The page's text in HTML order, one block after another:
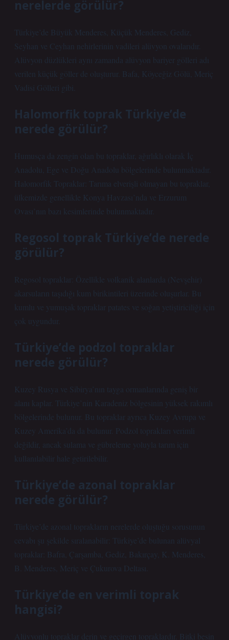
nerelerde görülür?
Türkiye’de Büyük Menderes, Küçük Menderes, Gediz,
Seyhan ve Ceyhan nehirlerinin vadileri alüvyon ovalarıdır.
Alüvyon düzlükleri aynı zamanda alüvyon bariyer gölleri adı
verilen küçük göller de oluşturur. Bafa, Köyceğiz Gölü, Meriç
Vadisi Gölleri gibi.
Halomorfik toprak Türkiye’de
nerede görülür?
Humusça da zengin olan bu topraklar, ağırlıklı olarak İç
Anadolu, Ege ve Doğu Anadolu bölgelerinde bulunmaktadır.
Halomorfik Topraklar: Tarıma elverişli olmayan bu topraklar,
ülkemizde genellikle Konya Havzası’nda ve Erzurum
Ovası’nın bazı kesimlerinde bulunmaktadır.
Regosol toprak Türkiye’de nerede
görülür?
Regosol topraklar: Özellikle volkanik alanlarda (Nevşehir)
akarsuların taşıdığı kum birikintileri üzerinde oluşurlar. Bu
kumlu ve yumuşak topraklar patates ve soğan yetiştiriciliği için
çok uygundur.
Türkiye’de podzol topraklar
nerede görülür?
Kuzey Rusya ve Sibirya’nın tayga ormanlarında geniş bir
alanı kaplar. Türkiye’nin Karadeniz bölgesinin yüksek rakımlı
bölgelerinde bulunur. Bu topraklar ayrıca Kuzey Avrupa ve
Kuzey Amerika’da da bulunur. Podzol toprakları verimli
değildir, ancak sulama ve gübreleme yoluyla tarım için
kullanılabilir hale getirilebilir.
Türkiye’de azonal topraklar
nerede görülür?
Türkiye’de azonal toprakların nerelerde oluştuğu sorusunun
cevabı şu şekilde sıralanabilir: Türkiye’de bulunan alüvyal
topraklar: Bafra, Çarşamba, Gediz, Bakırçay, K. Menderes,
B. Menderes, Meriç ve Çukurova Deltası.
Türkiye’de en verimli toprak
hangisi?
Alüvyonlu topraklar derin ve geçirgen topraklardır. Bitki besin